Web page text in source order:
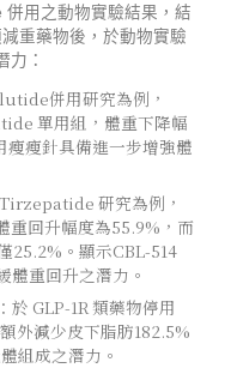
用之動物實驗結果，結
重藥物後，於動物實驗
力：
併用研究為例，
單用組，體重下降幅
瘦瘦針具備進一步增強體
研究為例，
回升幅度為55.9%，而
25.2% 。顯示CBL-514
體重回升之潛力。
：於 GLP-1R 類藥物停用
外減少皮下脂肪182.5%
組成之潛力。